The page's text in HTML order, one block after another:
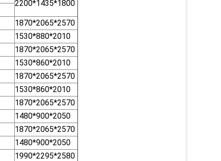
2200*1435*1800
1870*2065*2570
1530*880*2010
1870*2065*2570
1530*860*2010
1870*2065*2570
1530*860*2010
1870*2065*2570
1480*900*2050
1870*2065*2570
1480*900*2050
1990*2295*2580